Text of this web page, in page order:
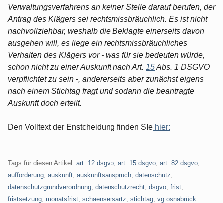
Verwaltungsverfahrens an keiner Stelle darauf berufen, der
Antrag des Klägers sei rechtsmissbräuchlich. Es ist nicht
nachvollziehbar, weshalb die Beklagte einerseits davon
ausgehen will, es liege ein rechtsmissbräuchliches
Verhalten des Klägers vor - was für sie bedeuten würde,
schon nicht zu einer Auskunft nach Art. 15Abs. 1 DSGVO
verpflichtet zu sein -, andererseits aber zunächst eigens
nach einem Stichtag fragt und sodann die beantragte
Auskunft doch erteilt.
Den Volltext der Enstcheidung finden SIe hier:
Tags für diesen Artikel: art. 12 dsgvo art. 15 dsgvo art. 82 dsgvo
aufforderung auskunft auskunftsanspruch datenschutz
datenschutzgrundverordnung datenschutzrecht dsgvo frist
fristsetzung monatsfrist schaensersartz stichtag vg osnabrück